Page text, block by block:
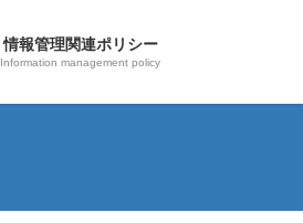
情報管理関連ポリシー
Information management policy